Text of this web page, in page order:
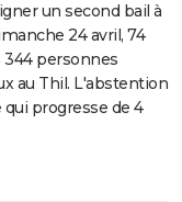
un second bail à
24 avril, 74
personnes
au Thil. L'abstention
progresse de 4